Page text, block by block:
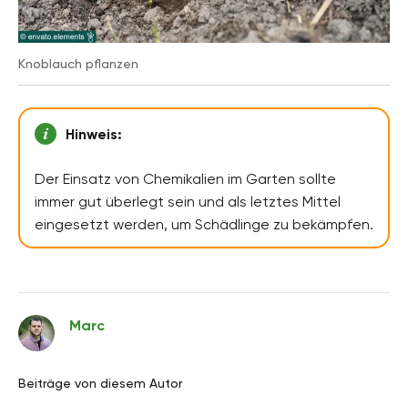
Knoblauch pflanzen
Hinweis:
Der Einsatz von Chemikalien im Garten sollte
immer gut überlegt sein und als letztes Mittel
eingesetzt werden, um Schädlinge zu bekämpfen.
Marc
Beiträge von diesem Autor